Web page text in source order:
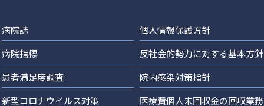
病院誌
病院指標
患者満足度調査
新型コロナウイルス対策
個人情報保護方針
反社会的勢力に対する基本方針
院内感染対策指針
医療費個人未回収金の回収業務